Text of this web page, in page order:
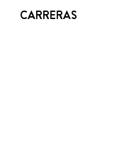
CARRERAS